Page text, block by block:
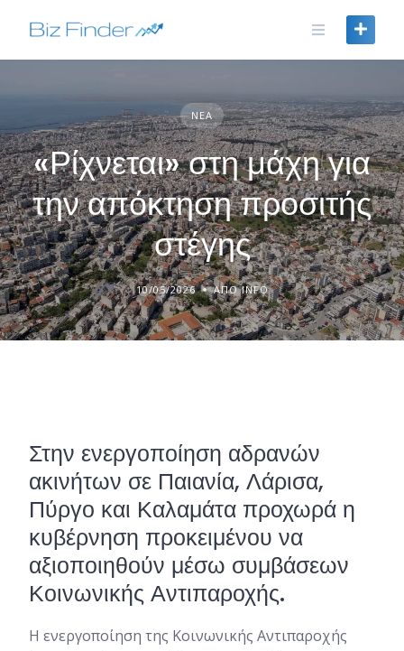
ΝΈΑ
«Ρίχνεται» στη μάχη για
την απόκτηση προσιτής
στέγης
10/05/2026 ΑΠΌ INFO
Στην ενεργοποίηση αδρανών
ακινήτων σε Παιανία, Λάρισα,
Πύργο και Καλαμάτα προχωρά η
κυβέρνηση προκειμένου να
αξιοποιηθούν μέσω συμβάσεων
Κοινωνικής Αντιπαροχής.
Η ενεργοποίηση της Κοινωνικής Αντιπαροχής